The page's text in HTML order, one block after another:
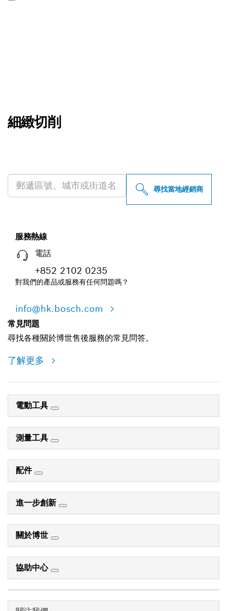
細緻切削
尋找當地經銷商
服務熱線
電話
+852 2102 0235
對我們的產品或服務有任何問題嗎？
info@hk.bosch.com
常見問題
尋找各種關於博世售後服務的常見問答。
了解更多
電動工具
測量工具
配件
進一步創新
關於博世
協助中心